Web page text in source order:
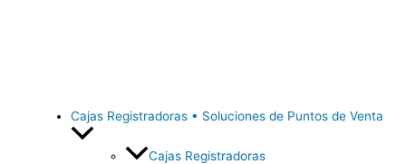
Cajas Registradoras • Soluciones de Puntos de Venta
Cajas Registradoras